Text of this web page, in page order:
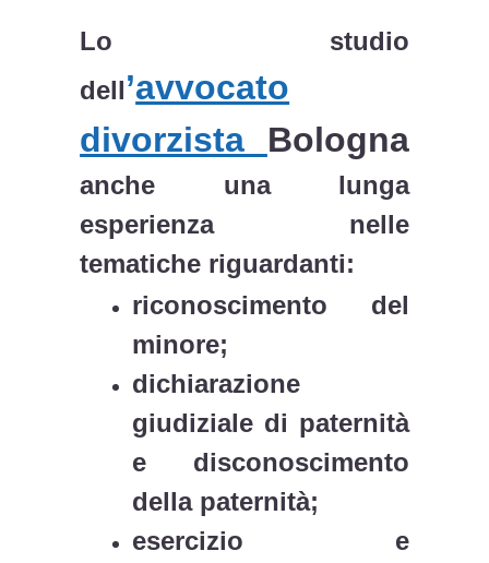
Lo studio
dell’avvocato
divorzista Bologna
anche una lunga
esperienza nelle
tematiche riguardanti:
riconoscimento del
minore;
dichiarazione
giudiziale di paternità
e disconoscimento
della paternità;
esercizio e